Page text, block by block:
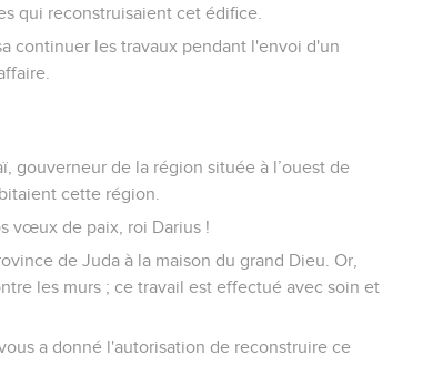
qui reconstruisaient cet édifice.
continuer les travaux pendant l'envoi d'un
gouverneur de la région située à l’ouest de
cette région.
vœux de paix, roi Darius !
de Juda à la maison du grand Dieu. Or,
les murs ; ce travail est effectué avec soin et
a donné l'autorisation de reconstruire ce